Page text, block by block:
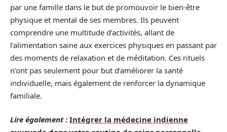
par une famille dans le but de promouvoir le bien-être
physique et mental de ses membres. Ils peuvent
comprendre une multitude d’activités, allant de
l’alimentation saine aux exercices physiques en passant par
des moments de relaxation et de méditation. Ces rituels
n’ont pas seulement pour but d’améliorer la santé
individuelle, mais également de renforcer la dynamique
familiale.
Lire également : Intégrer la médecine indienne